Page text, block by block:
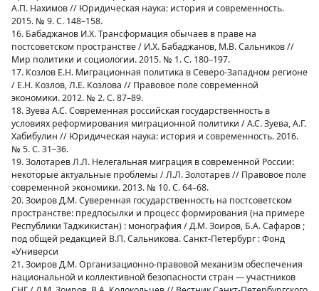
А.П. Нахимов // Юридическая наука: история и современность.
2015. № 9. С. 148–158.
16. Бабаджанов И.Х. Трансформация обычаев в праве на
постсоветском пространстве / И.Х. Бабаджанов, М.В. Сальников //
Мир политики и социологии. 2015. № 1. С. 180–197.
17. Козлов Е.Н. Миграционная политика в Северо-Западном регионе
/ Е.Н. Козлов, Л.Е. Козлова // Правовое поле современной
экономики. 2012. № 2. С. 87–89.
18. Зуева А.С. Современная российская государственность в
условиях реформирования миграционной политики / А.С. Зуева, А.Г.
Хабибулин // Юридическая наука: история и современность. 2016.
№ 5. С. 31–36.
19. Золотарев Л.Л. Нелегальная миграция в современной России:
некоторые актуальные проблемы / Л.Л. Золотарев // Правовое поле
современной экономики. 2013. № 10. С. 64–68.
20. Зоиров Д.М. Суверенная государственность на постсоветском
пространстве: предпосылки и процесс формирования (на примере
Республики Таджикистан) : монография / Д.М. Зоиров, Б.А. Сафаров ;
под общей редакцией В.П. Сальникова. Санкт-Петербург : Фонд
«Универси
21. Зоиров Д.М. Организационно-правовой механизм обеспечения
национальной и коллективной безопасности стран — участников